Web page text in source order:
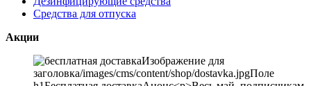
Средства для отпуска
Акции